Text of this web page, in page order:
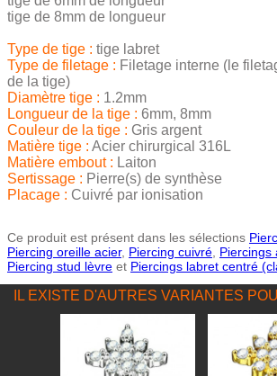
tige de 8mm de longueur
Type de tige : tige labret
Type de filetage : Filetage interne (le
de la tige)
Diamètre tige : 1.2mm
Longueur de la tige : 6mm, 8mm
Couleur de la tige : Gris argent
Matière tige : Acier chirurgical 316L
Matière embout : Laiton
Sertissage : Pierre(s) de synthèse
Placage : Cuivré par ionisation
Ce produit est présent dans les sélections
Piercing oreille acier, Piercing cuivré, Piercings
Piercing stud lèvre et Piercings labret centré
IL EXISTE D'AUTRES VARIANTES